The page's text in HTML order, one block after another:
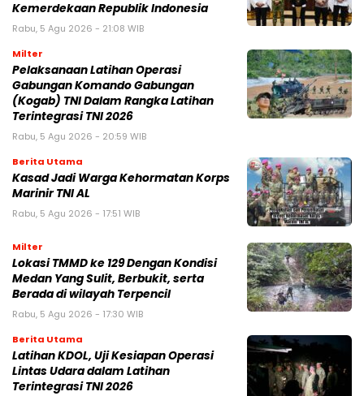
Kemerdekaan Republik Indonesia
Rabu, 5 Agu 2026 - 21:08 WIB
Milter
Pelaksanaan Latihan Operasi
Gabungan Komando Gabungan
(Kogab) TNI Dalam Rangka Latihan
Terintegrasi TNI 2026
Rabu, 5 Agu 2026 - 20:59 WIB
Berita Utama
Kasad Jadi Warga Kehormatan Korps
Marinir TNI AL
Rabu, 5 Agu 2026 - 17:51 WIB
Milter
Lokasi TMMD ke 129 Dengan Kondisi
Medan Yang Sulit, Berbukit, serta
Berada di wilayah Terpencil
Rabu, 5 Agu 2026 - 17:30 WIB
Berita Utama
Latihan KDOL, Uji Kesiapan Operasi
Lintas Udara dalam Latihan
Terintegrasi TNI 2026